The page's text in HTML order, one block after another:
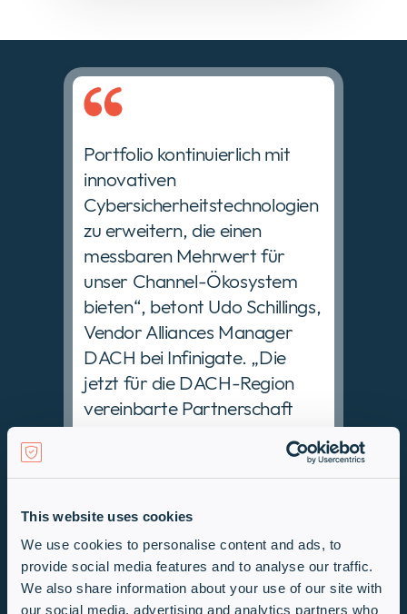
This website uses cookies
We use cookies to personalise content and ads, to
provide social media features and to analyse our traffic.
We also share information about your use of our site with
our social media, advertising and analytics partners who
Portfolio kontinuierlich mit
innovativen
Cybersicherheitstechnologien
zu erweitern, die einen
messbaren Mehrwert für
unser Channel-Ökosystem
bieten“, betont Udo Schillings,
Vendor Alliances Manager
DACH bei Infinigate. „Die
jetzt für die DACH-Region
vereinbarte Partnerschaft
unser Angebot im Bereich der
proaktiven Cybersicherheit
deshalb signifikant und
ermöglicht unseren Partnern,
den steigenden
regulatorischen, operativen